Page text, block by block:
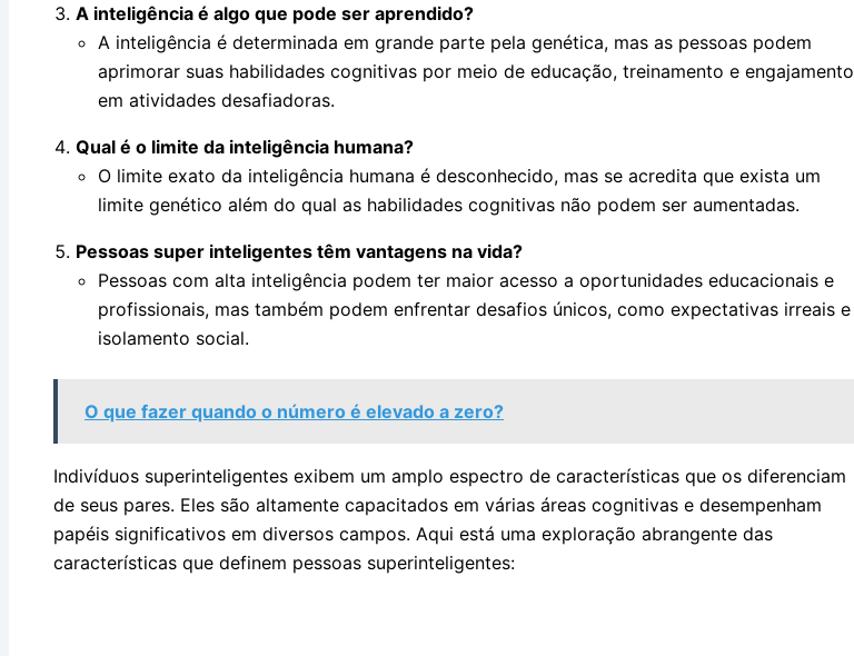
A inteligência é algo que pode ser aprendido?
A inteligência é determinada em grande parte pela genética, mas as pessoas podem
aprimorar suas habilidades cognitivas por meio de educação, treinamento e engajamento
em atividades desafiadoras.
Qual é o limite da inteligência humana?
O limite exato da inteligência humana é desconhecido, mas se acredita que exista um
limite genético além do qual as habilidades cognitivas não podem ser aumentadas.
Pessoas super inteligentes têm vantagens na vida?
Pessoas com alta inteligência podem ter maior acesso a oportunidades educacionais e
profissionais, mas também podem enfrentar desafios únicos, como expectativas irreais e
isolamento social.
O que fazer quando o número é elevado a zero?
Indivíduos superinteligentes exibem um amplo espectro de características que os diferenciam
de seus pares. Eles são altamente capacitados em várias áreas cognitivas e desempenham
papéis significativos em diversos campos. Aqui está uma exploração abrangente das
características que definem pessoas superinteligentes: